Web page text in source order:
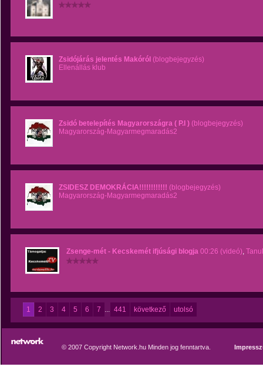
Zsidójárás jelentés Makóról (blogbejegyzés)
Ellenállás klub
Zsidó betelepítés Magyarországra ( P.I ) (blogbejegyzés)
Magyarország-Magyarmegmaradás2
ZSIDESZ DEMOKRÁCIA!!!!!!!!!!!! (blogbejegyzés)
Magyarország-Magyarmegmaradás2
Zsenge-mét - Kecskemét ifjúsági blogja 00:26 (videó),
1 2 3 4 5 6 7 ... 441 következő utolsó
© 2007 Copyright Network.hu Minden jog fenntartva.